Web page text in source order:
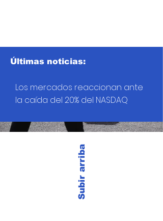
Subir arriba
Últimas noticias:
Los mercados reaccionan ante
la caída del 20% del NASDAQ